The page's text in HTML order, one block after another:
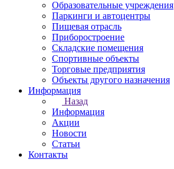
Образовательные учреждения
Паркинги и автоцентры
Пищевая отрасль
Приборостроение
Складские помещения
Спортивные объекты
Торговые предприятия
Объекты другого назначения
Информация
Назад
Информация
Акции
Новости
Статьи
Контакты